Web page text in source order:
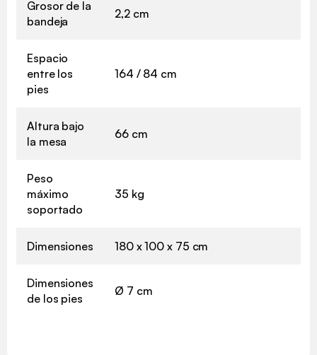
Grosor de la
bandeja
2,2 cm
Espacio
entre los
pies
164 / 84 cm
Altura bajo
la mesa
66 cm
Peso
máximo
soportado
35 kg
Dimensiones 180 x 100 x 75 cm
Dimensiones
de los pies
Ø 7 cm